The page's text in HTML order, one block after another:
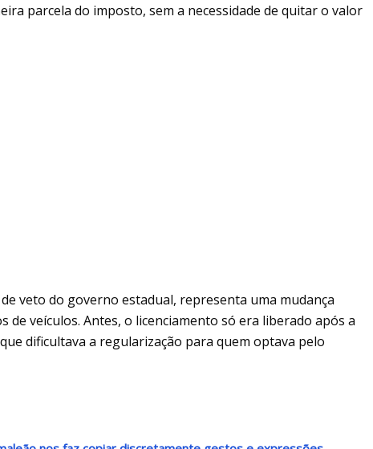
parcela do imposto, sem a necessidade de quitar o valor
veto do governo estadual, representa uma mudança
veículos. Antes, o licenciamento só era liberado após a
dificultava a regularização para quem optava pelo